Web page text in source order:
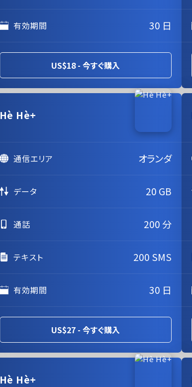
有効期間 30 日
US$18 - 今すぐ購入
Hè Hè+
通信エリア オランダ
データ 20 GB
通話 200 分
テキスト 200 SMS
有効期間 30 日
US$27 - 今すぐ購入
Hè Hè+